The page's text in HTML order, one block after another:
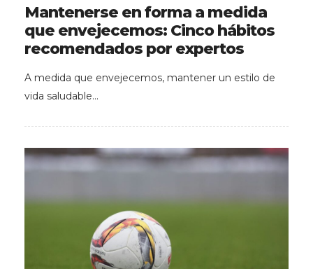
Mantenerse en forma a medida
que envejecemos: Cinco hábitos
recomendados por expertos
A medida que envejecemos, mantener un estilo de
vida saludable…